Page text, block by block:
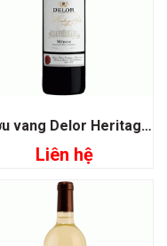
Rượu vang Delor Heritage 1864 Medoc
Liên hệ